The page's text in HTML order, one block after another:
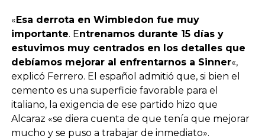
«Esa derrota en Wimbledon fue muy
importante. Entrenamos durante 15 días y
estuvimos muy centrados en los detalles que
debíamos mejorar al enfrentarnos a Sinner«,
explicó Ferrero. El español admitió que, si bien el
cemento es una superficie favorable para el
italiano, la exigencia de ese partido hizo que
Alcaraz «se diera cuenta de que tenía que mejorar
mucho y se puso a trabajar de inmediato».